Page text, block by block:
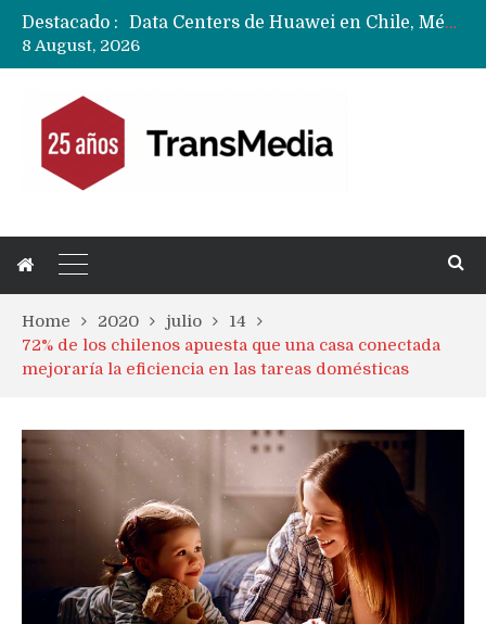
Destacado :
Data Centers de Huawei en Chile, México, Brasil,Perú y Argentina podrían verse afectados por arremetida de EE.UU
8 August, 2026
Home 2020 julio
14
72% de los chilenos apuesta que una casa conectada
mejoraría la eficiencia en las tareas domésticas